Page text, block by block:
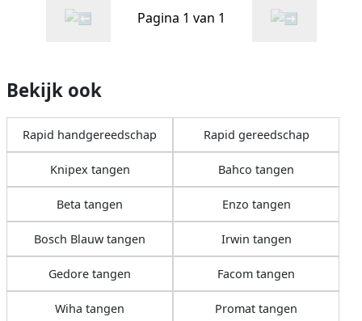
Pagina 1 van 1
Bekijk ook
Rapid handgereedschap Rapid gereedschap
Knipex tangen Bahco tangen
Beta tangen Enzo tangen
Bosch Blauw tangen Irwin tangen
Gedore tangen Facom tangen
Wiha tangen Promat tangen